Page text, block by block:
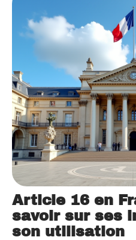
Article 16 en
savoir sur ses
son utilisation